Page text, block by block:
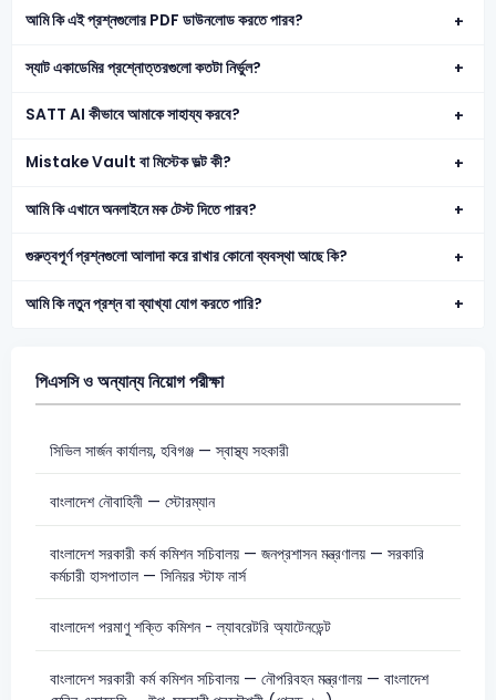
আমি কি এই প্রশ্নগুলোর PDF ডাউনলোড করতে পারব?
স্যাট একাডেমির প্রশ্নোত্তরগুলো কতটা নির্ভুল?
SATT AI কীভাবে আমাকে সাহায্য করবে?
Mistake Vault বা মিস্টেক ভল্ট কী?
আমি কি এখানে অনলাইনে মক টেস্ট দিতে পারব?
গুরুত্বপূর্ণ প্রশ্নগুলো আলাদা করে রাখার কোনো ব্যবস্থা আছে কি?
আমি কি নতুন প্রশ্ন বা ব্যাখ্যা যোগ করতে পারি?
পিএসসি ও অন্যান্য নিয়োগ পরীক্ষা
সিভিল সার্জন কার্যালয়, হবিগঞ্জ — স্বাস্থ্য সহকারী
বাংলাদেশ নৌবাহিনী — স্টোরম্যান
বাংলাদেশ সরকারী কর্ম কমিশন সচিবালয় — জনপ্রশাসন মন্ত্রণালয় — সরকারি
কর্মচারী হাসপাতাল — সিনিয়র স্টাফ নার্স
বাংলাদেশ পরমাণু শক্তি কমিশন - ল্যাবরেটরি অ্যাটেনডেন্ট
বাংলাদেশ সরকারী কর্ম কমিশন সচিবালয় — নৌপরিবহন মন্ত্রণালয় — বাংলাদেশ